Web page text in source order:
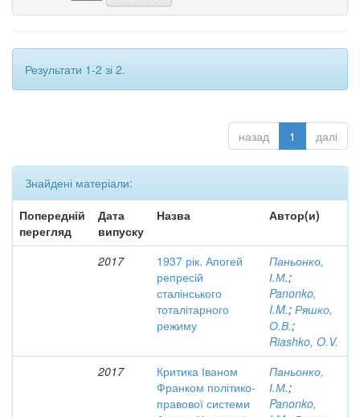
Результати 1-2 зі 2.
назад 1 далі
Знайдені матеріали:
Попередній
перегляд
Дата
випуску
Назва Автор(и)
2017
1937 рік. Апогей
репресій
сталінського
тоталітарного
режиму
Паньонко,
І.М.;
Panonko,
I.M.; Ряшко,
О.В.;
Riashko, O.V.
2017
Критика Іваном
Франком політико-
правової системи
Паньонко,
І.М.;
Panonko,